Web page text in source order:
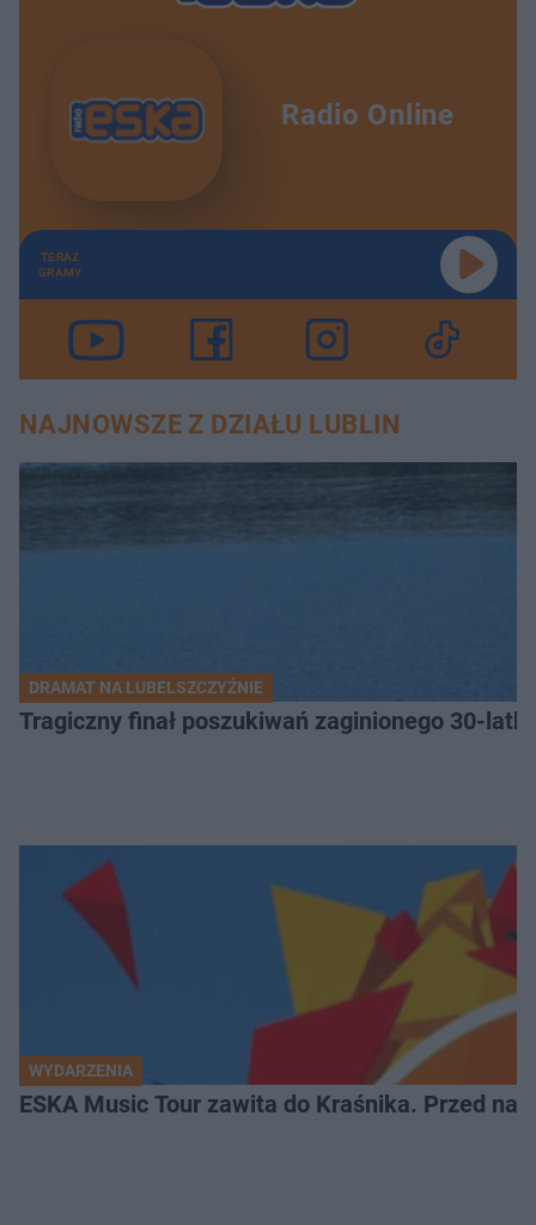
Radio Online
TERAZ
GRAMY
NAJNOWSZE Z DZIAŁU LUBLIN
DRAMAT NA LUBELSZCZYŹNIE
Tragiczny finał poszukiwań zaginionego 30-
WYDARZENIA
ESKA Music Tour zawita do Kraśnika. Przed